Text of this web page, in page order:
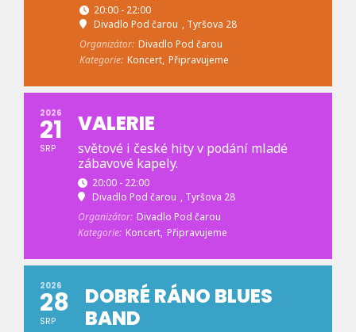
20:00 - 22:00
Divadlo Pod čarou , Tyršova 28
Organizátor: Divadlo Pod čarou
Kategorie: Koncert, Připravujeme
2026
21
SRP
VALERIE
světové i české hity v podání mladé
zábavové kapely.
20:00 - 22:00
Divadlo Pod čarou , Tyršova 28
Organizátor: Divadlo Pod čarou
Kategorie: Koncert, Připravujeme
2026
28
SRP
DOBRÉ RÁNO BLUES
BAND